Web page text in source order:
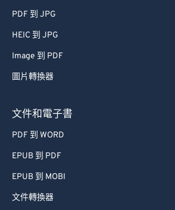
PDF 到 JPG
HEIC 到 JPG
Image 到 PDF
圖片轉換器
文件和電子書
PDF 到 WORD
EPUB 到 PDF
EPUB 到 MOBI
文件轉換器